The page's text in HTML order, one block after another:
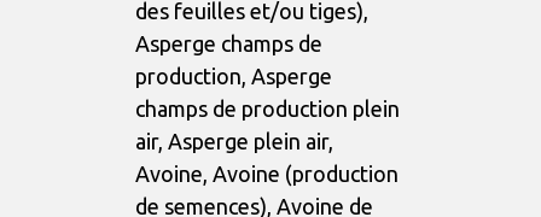
des feuilles et/ou tiges),
Asperge champs de
production, Asperge
champs de production plein
air, Asperge plein air,
Avoine, Avoine (production
de semences), Avoine de